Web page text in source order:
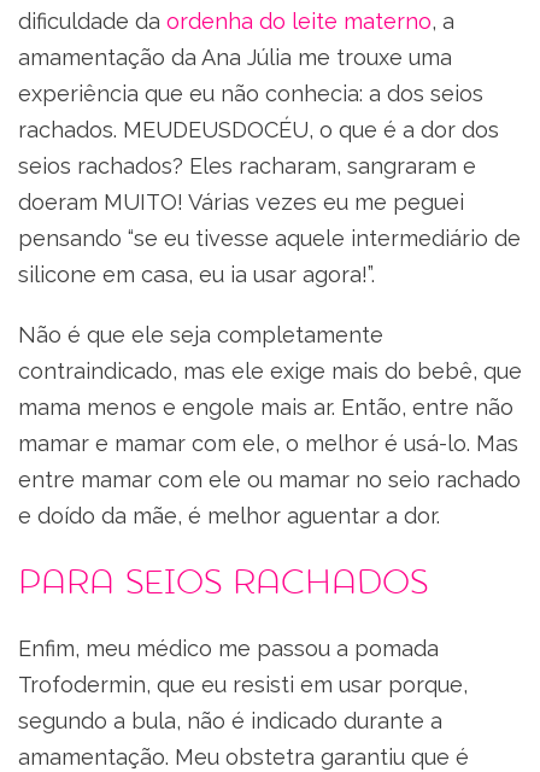
dificuldade da ordenha do leite materno, a
amamentação da Ana Júlia me trouxe uma
experiência que eu não conhecia: a dos seios
rachados. MEUDEUSDOCÉU, o que é a dor dos
seios rachados? Eles racharam, sangraram e
doeram MUITO! Várias vezes eu me peguei
pensando “se eu tivesse aquele intermediário de
silicone em casa, eu ia usar agora!”.
Não é que ele seja completamente
contraindicado, mas ele exige mais do bebê, que
mama menos e engole mais ar. Então, entre não
mamar e mamar com ele, o melhor é usá-lo. Mas
entre mamar com ele ou mamar no seio rachado
e doído da mãe, é melhor aguentar a dor.
Para seios rachados
Enfim, meu médico me passou a pomada
Trofodermin, que eu resisti em usar porque,
segundo a bula, não é indicado durante a
amamentação. Meu obstetra garantiu que é